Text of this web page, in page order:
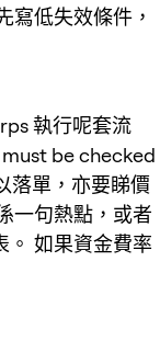
寫低失效條件，
執行呢套流
be checked
落單，亦要睇價
一句熱點，或者
。 如果資金費率